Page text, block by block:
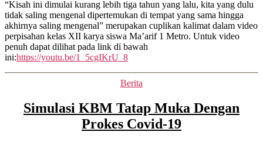
“Kisah ini dimulai kurang lebih tiga tahun yang lalu, kita yang dulu
tidak saling mengenal dipertemukan di tempat yang sama hingga
akhirnya saling mengenal” merupakan cuplikan kalimat dalam video
perpisahan kelas XII karya siswa Ma’arif 1 Metro. Untuk video
penuh dapat dilihat pada link di bawah
ini:https://youtu.be/1_5cgIKrU_8
Kategori
Berita
Simulasi KBM Tatap Muka Dengan
Prokes Covid-19